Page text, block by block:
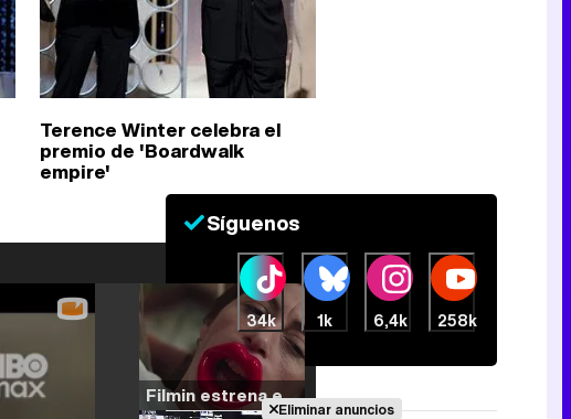
Filmin estrena el tráiler de 'Millennial Mal', su nueva comedia universitaria de la mano de Lorena Iglesias
Terence Winter celebra el
premio de 'Boardwalk
empire'
Síguenos
34k 1k 6,4k 258k
Eliminar anuncios